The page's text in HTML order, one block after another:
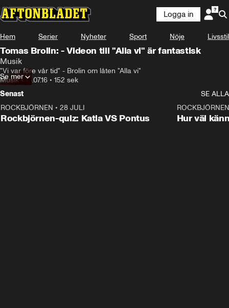
Logga in
Hem Serier Nyheter Sport Nöje Livsstil
Tomas Brolin: - Videon till "Alla vi" är fantastisk
Musik
"Vi var före vår tid" - Brolin om låten "Alla vi"
Musik• 18.07.16 • 152 sek
Se mer
Senast
SE ALLA
ROCKBJÖRNEN • 28 JULI
Rockbjörnen-quiz: Katia VS Pontus
ROCKBJÖRNEN
Hur väl